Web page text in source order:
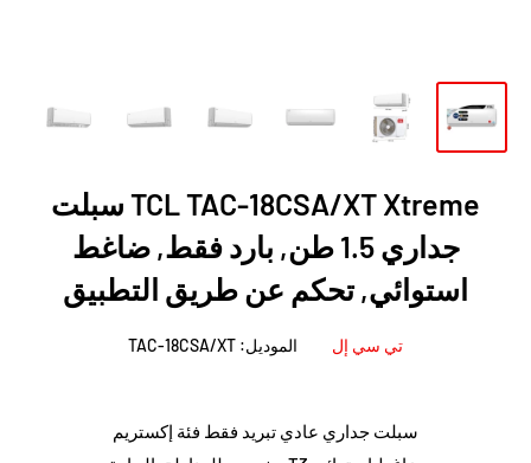
TCL TAC-18CSA/XT Xtreme سبلت
جداري 1.5 طن, بارد فقط, ضاغط
استوائي, تحكم عن طريق التطبيق
تي سي إل الموديل: TAC-18CSA/XT
سبلت جداري عادي تبريد فقط فئة إكستريم